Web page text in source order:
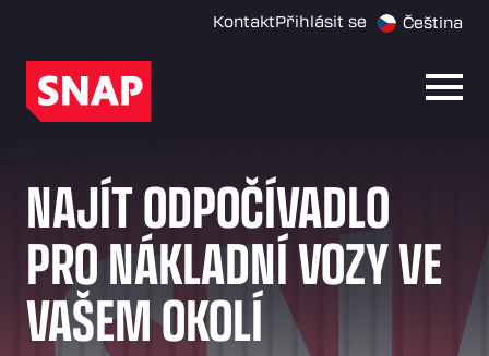
KontaktPřihlásit se Čeština
NAJÍT ODPOČÍVADLO
PRO NÁKLADNÍ VOZY VE
VAŠEM OKOLÍ